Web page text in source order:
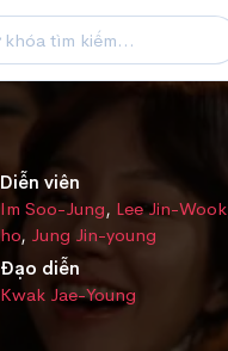
Diễn viên
Im Soo-Jung, Lee Jin-Wook
ho, Jung Jin-young
Đạo diễn
Kwak Jae-Young